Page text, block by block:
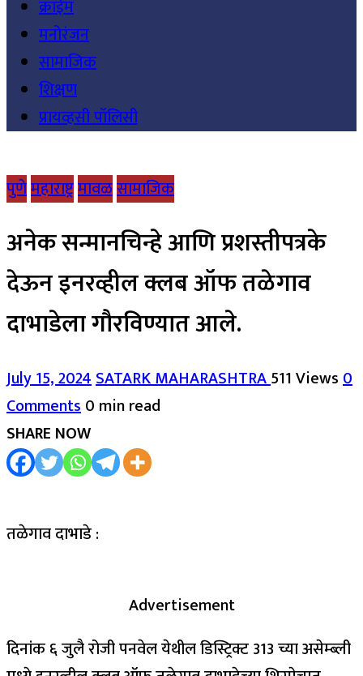
क्राईम
मनोरंजन
सामाजिक
शिक्षण
प्रायव्हसी पॉलिसी
पुणेमहाराष्ट्रमावळसामाजिक
अनेक सन्मानचिन्हे आणि प्रशस्तीपत्रके
देऊन इनरव्हील क्लब ऑफ तळेगाव
दाभाडेला गौरविण्यात आले.
July 15, 2024SATARK MAHARASHTRA511 Views0
Comments0 min read
SHARE NOW
तळेगाव दाभाडे :
Advertisement
दिनांक ६ जुलै रोजी पनवेल येथील डिस्ट्रिक्ट 313 च्या असेम्ब्ली